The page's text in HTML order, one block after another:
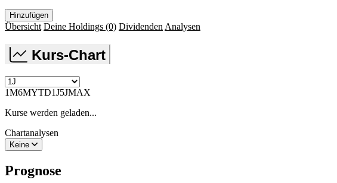
Hinzufügen
Übersicht Deine Holdings (0) Dividenden Analysen
Kurs-Chart
1M6MYTD1J5JMAX
Kurse werden geladen...
Chartanalysen
Keine
Prognose